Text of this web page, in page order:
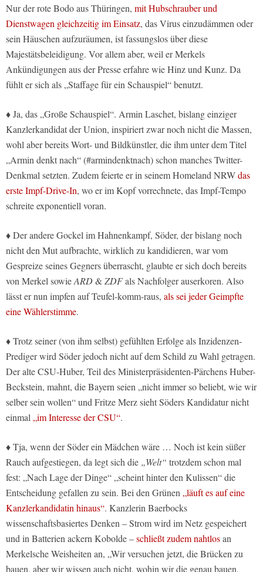
Nur der rote Bodo aus Thüringen, mit Hubschrauber und
Dienstwagen gleichzeitig im Einsatz, das Virus einzudämmen oder
sein Häuschen aufzuräumen, ist fassungslos über diese
Majestätsbeleidigung. Vor allem aber, weil er Merkels
Ankündigungen aus der Presse erfahre wie Hinz und Kunz. Da
fühlt er sich als „Staffage für ein Schauspiel“ benutzt.
♦ Ja, das „Große Schauspiel“. Armin Laschet, bislang einziger
Kanzlerkandidat der Union, inspiriert zwar noch nicht die Massen,
wohl aber bereits Wort- und Bildkünstler, die ihm unter dem Titel
„Armin denkt nach“ (#armindenktnach) schon manches Twitter-
Denkmal setzten. Zudem feierte er in seinem Homeland NRWdas
erste Impf-Drive-In, wo er im Kopf vorrechnete, das Impf-Tempo
schreite exponentiell voran.
♦ Der andere Gockel im Hahnenkampf, Söder, der bislang noch
nicht den Mut aufbrachte, wirklich zu kandidieren, war vom
Gespreize seines Gegners überrascht, glaubte er sich doch bereits
von Merkel sowieARD&ZDFals Nachfolger auserkoren. Also
lässt er nun impfen auf Teufel-komm-raus, als sei jeder Geimpfte
eine Wählerstimme.
♦ Trotz seiner (von ihm selbst) gefühlten Erfolge als Inzidenzen-
Prediger wird Söder jedoch nicht auf dem Schild zu Wahl getragen.
Der alte CSU-Huber, Teil des Ministerpräsidenten-Pärchens Huber-
Beckstein, mahnt, die Bayern seien „nicht immer so beliebt, wie wir
selber sein wollen“ und Fritze Merz sieht Söders Kandidatur nicht
einmal„im Interesse der CSU“.
♦ Tja, wenn der Söder ein Mädchen wäre … Noch ist kein süßer
Rauch aufgestiegen, da legt sich die „Welt“ trotzdem schon mal
fest: „Nach Lage der Dinge“ „scheint hinter den Kulissen“ die
Entscheidung gefallen zu sein. Bei den Grünen„läuft es auf eine
Kanzlerkandidatin hinaus“. Kanzlerin Baerbocks
wissenschaftsbasiertes Denken – Strom wird im Netz gespeichert
und in Batterien ackern Kobolde –schließt zudem nahtlosan
Merkelsche Weisheiten an, „Wir versuchen jetzt, die Brücken zu
bauen, aber wir wissen auch nicht, wohin wir die genau bauen.